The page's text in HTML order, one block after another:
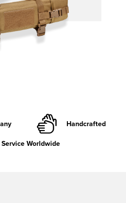
Handcrafted
Service Worldwide